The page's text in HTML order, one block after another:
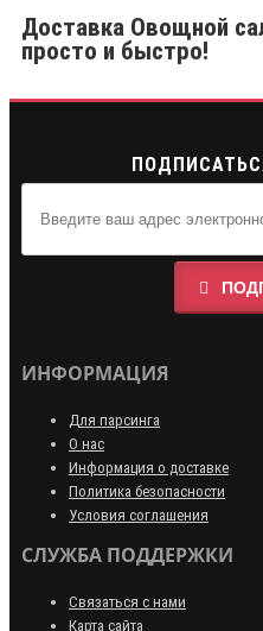
Доставка Овощной
просто и быстро!
ИНФОРМАЦИЯ
Для парсинга
О нас
Информация о доставке
Политика безопасности
Условия соглашения
СЛУЖБА ПОДДЕРЖКИ
Связаться с нами
Карта сайта